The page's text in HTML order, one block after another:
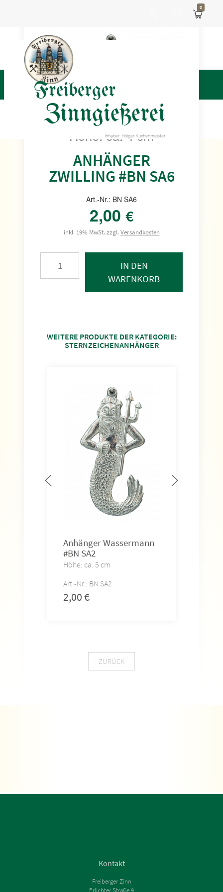
Freiberger
Zinngießerei
Inhaber: Holger Küchenmeister
0
Höhe: ca. 4 cm
ANHÄNGER
ZWILLING #BN SA6
Art.-Nr.: BN SA6
2,00 €
inkl. 19% MwSt. zzgl.Versandkosten
IN DEN
WARENKORB
WEITERE PRODUKTE DER KATEGORIE:
STERNZEICHENANHÄNGER
Anhänger Wassermann
#BN SA2
Höhe: ca. 5 cm
Art.-Nr.: BN SA2
2,00€
ZURÜCK
Kontakt
Freiberger Zinn
Erlichter Straße 9